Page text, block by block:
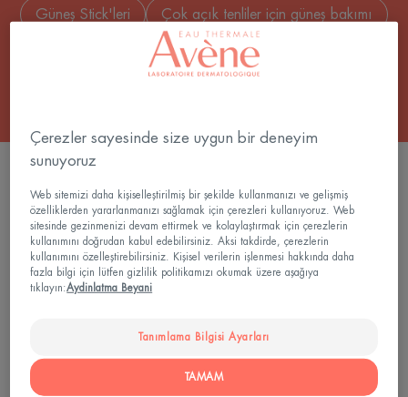
Güneş Stick'leri Çok açık tenliler için güneş bakımı
+ 14
31 sonuçlar "Güneş kremi"
Ultra
Fluid
SPF50+
Cilt
Ultra
Normal
Çerezler sayesinde size uygun bir deneyim
sunuyoruz
Web sitemizi daha kişiselleştirilmiş bir şekilde kullanmanızı ve gelişmiş
özelliklerden yararlanmanızı sağlamak için çerezleri kullanıyoruz. Web
sitesinde gezinmenizi devam ettirmek ve kolaylaştırmak için çerezlerin
kullanımını doğrudan kabul edebilirsiniz. Aksi takdirde, çerezlerin
kullanımını özelleştirebilirsiniz. Kişisel verilerin işlenmesi hakkında daha
fazla bilgi için lütfen gizlilik politikamızı okumak üzere aşağıya
tıklayın:Aydinlatma Beyani
Tanımlama Bilgisi Ayarları
TAMAM